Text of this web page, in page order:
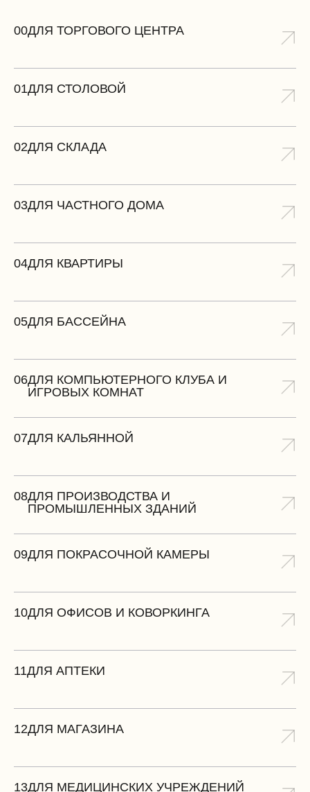
00ДЛЯ ТОРГОВОГО ЦЕНТРА
01ДЛЯ СТОЛОВОЙ
02ДЛЯ СКЛАДА
03ДЛЯ ЧАСТНОГО ДОМА
04ДЛЯ КВАРТИРЫ
05ДЛЯ БАССЕЙНА
06ДЛЯ КОМПЬЮТЕРНОГО КЛУБА И
ИГРОВЫХ КОМНАТ
07ДЛЯ КАЛЬЯННОЙ
08ДЛЯ ПРОИЗВОДСТВА И
ПРОМЫШЛЕННЫХ ЗДАНИЙ
09ДЛЯ ПОКРАСОЧНОЙ КАМЕРЫ
10ДЛЯ ОФИСОВ И КОВОРКИНГА
11ДЛЯ АПТЕКИ
12ДЛЯ МАГАЗИНА
13ДЛЯ МЕДИЦИНСКИХ УЧРЕЖДЕНИЙ